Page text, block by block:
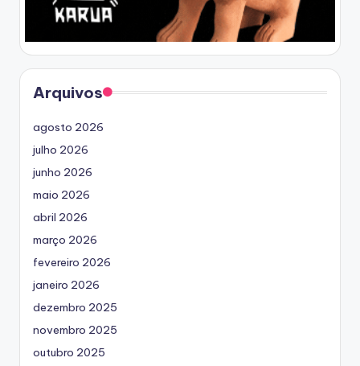
Arquivos
agosto 2026
julho 2026
junho 2026
maio 2026
abril 2026
março 2026
fevereiro 2026
janeiro 2026
dezembro 2025
novembro 2025
outubro 2025